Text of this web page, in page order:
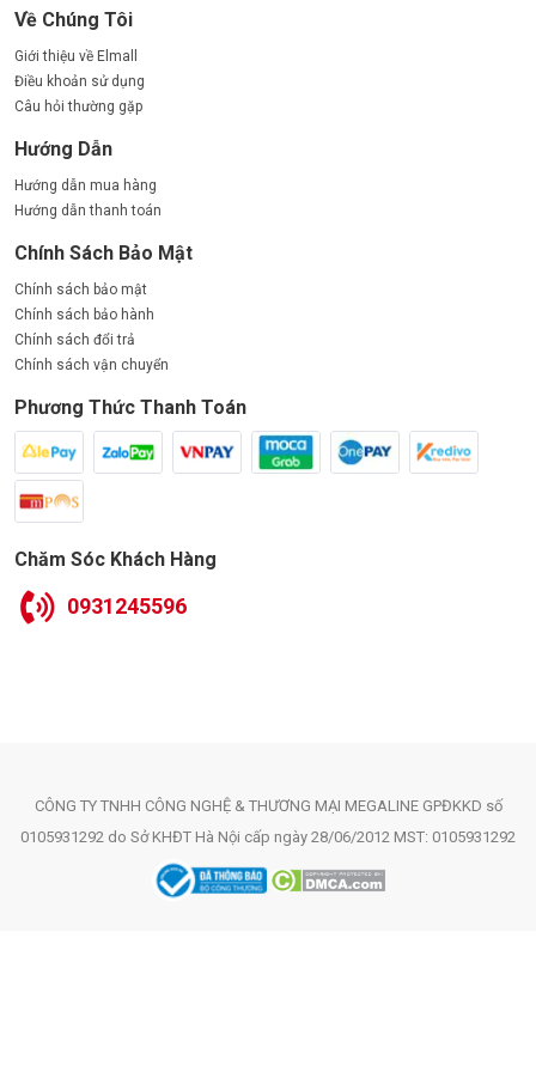
📍Đà Nẵng: Số 126 Điện Biên Phủ, Thanh Khê
📍Quảng Ninh: Số 512 Nguyễn Văn Cừ, Hạ Long
📍Bắc Ninh: Số 411 Ngô Gia Tự, Tp. Bắc Ninh
📍Thanh Hoá: Số 438 Bà Triệu, Đông Thọ, Thanh Hóa
☎ Hotline: 0904.579.296 – Mr.Phúc
Về Chúng Tôi
Giới thiệu về Elmall
Điều khoản sử dụng
Câu hỏi thường gặp
Hướng Dẫn
Hướng dẫn mua hàng
Hướng dẫn thanh toán
Chính Sách Bảo Mật
Chính sách bảo mật
Chính sách bảo hành
Chính sách đổi trả
Chính sách vận chuyển
Phương Thức Thanh Toán
Chăm Sóc Khách Hàng
0931245596
CÔNG TY TNHH CÔNG NGHỆ & THƯƠNG MẠI MEGALINE GPĐKKD số
0105931292 do Sở KHĐT Hà Nội cấp ngày 28/06/2012 MST: 0105931292